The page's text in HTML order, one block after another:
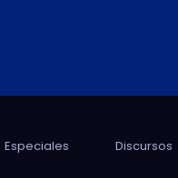
Especiales Discursos